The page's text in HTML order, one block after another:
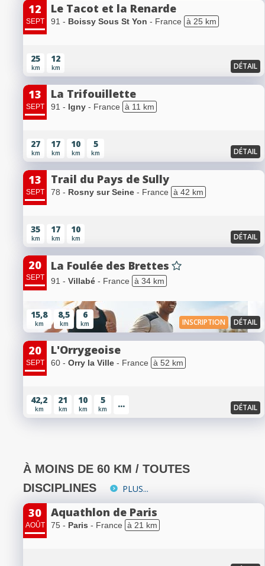
12
SEPT
Le Tacot et la Renarde
91 - Boissy Sous St Yon - France à 25 km
25
km
12
km DÉTAIL
13
SEPT
La Trifouillette
91 - Igny - France à 11 km
27
km
17
km
10
km
5
km DÉTAIL
13
SEPT
Trail du Pays de Sully
78 - Rosny sur Seine - France à 42 km
35
km
17
km
10
km DÉTAIL
20
SEPT
La Foulée des Brettes
91 - Villabé - France à 34 km
15,8
km
8,5
km
6
km INSCRIPTION DÉTAIL
20
SEPT
L'Orrygeoise
60 - Orry la Ville - France à 52 km
42,2
km
21
km
10
km
5
km ... DÉTAIL
À MOINS DE 60 KM / TOUTES
DISCIPLINES
PLUS...
30
AOÛT
Aquathlon de Paris
75 - Paris - France à 21 km